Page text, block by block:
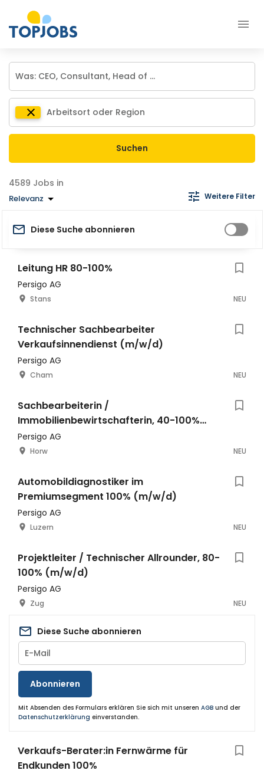
Suchen
Jobs in
Relevanz Weitere Filter
Diese Suche abonnieren
Leitung HR 80-100%
Persigo AG
Stans NEU
Technischer Sachbearbeiter
Verkaufsinnendienst (m/w/d)
Persigo AG
Cham NEU
Sachbearbeiterin /
Immobilienbewirtschafterin, 40-100%
(m/w/d)
Persigo AG
Horw NEU
Automobildiagnostiker im
Premiumsegment 100% (m/w/d)
Persigo AG
Luzern NEU
Projektleiter / Technischer Allrounder, 80-
100% (m/w/d)
Persigo AG
Zug NEU
Diese Suche abonnieren
Abonnieren
Mit Absenden des Formulars erklären Sie sich mit unseren AGB und der
Datenschutzerklärung einverstanden.
Verkaufs-Berater:in Fernwärme für
Endkunden 100%